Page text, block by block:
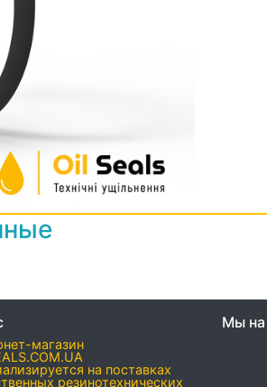
магазин
на поставках
резинотехнических
Мы на